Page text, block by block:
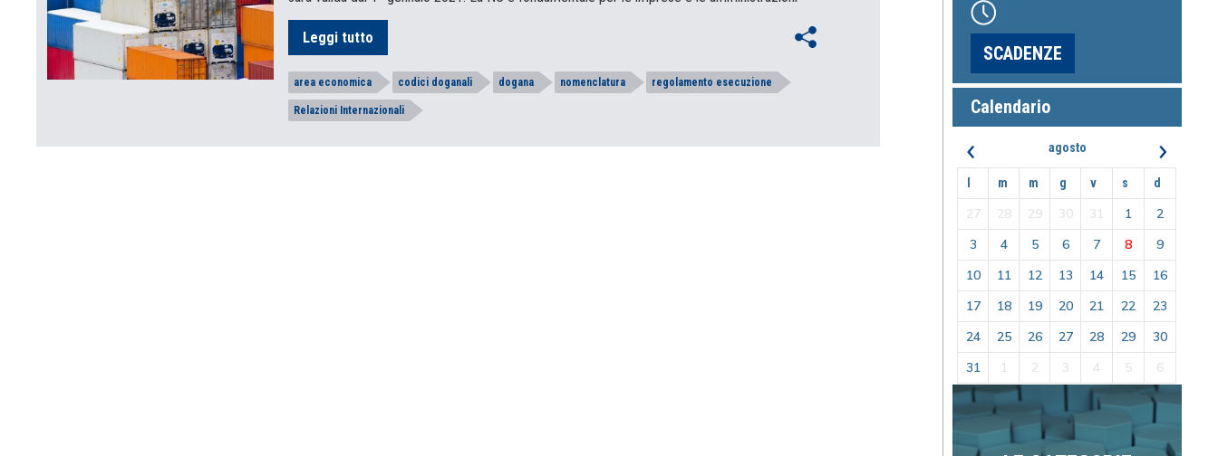
Leggi tutto
area economica codici doganali dogana nomenclatura regolamento esecuzione
Relazioni Internazionali
SCADENZE
Calendario
‹ agosto ›
m m g v s d
27 28 29 30 31 1
2
3
4 5 6 7 8
9
10
11 12 13 14 15
16
17
18 19 20 21 22
23
24
25 26 27 28 29
30
31
1 2 3 4 5 6